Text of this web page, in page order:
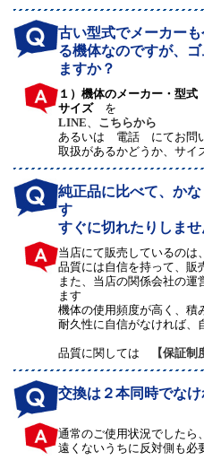
古い型式でメーカー
る機体なのですが、
ますか？
１）機体のメーカー・型
サイズを
LINE
こちらから
あるいは 電話 にてお問
取扱があるかどうか、サイ
純正品に比べて、か
す
すぐに切れたりしませ
当店にて販売しているのは
品質には自信を持って、販
また、当店の関係会社の運
ます
機体の使用頻度が高く、積
耐久性に自信がなければ、
品質に関しては 【保証制
交換は２本同時でな
通常のご使用状況でしたら
遠くないうちに反対側も必